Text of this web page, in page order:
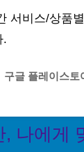
서비스/상품
.
구글 플레이스토
, 나에게